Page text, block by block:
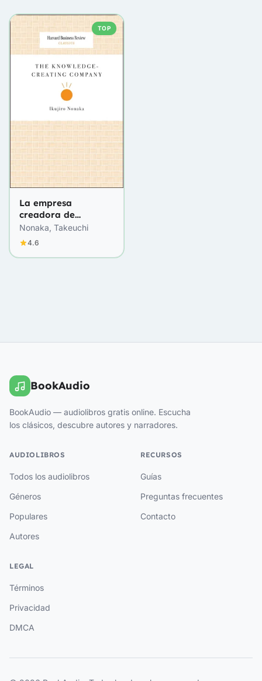
TOP
La empresa
creadora de
conocimiento
Nonaka, Takeuchi
4.6
BookAudio
BookAudio — audiolibros gratis online. Escucha
los clásicos, descubre autores y narradores.
AUDIOLIBROS
Todos los audiolibros
Géneros
Populares
Autores
RECURSOS
Guías
Preguntas frecuentes
Contacto
LEGAL
Términos
Privacidad
DMCA